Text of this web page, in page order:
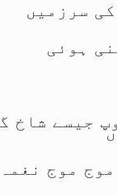
سرزمیں
ہوئی
جیسے شاخ
موج